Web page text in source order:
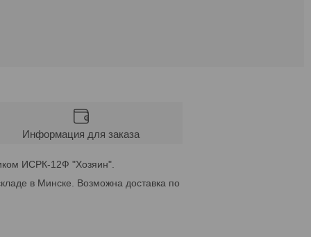
Информация для заказа
ИСРК-12Ф "Хозяин".
в Минске. Возможна доставка по